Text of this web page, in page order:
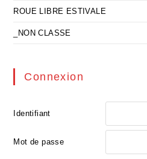
ROUE LIBRE ESTIVALE
_NON CLASSE
Connexion
Identifiant
Mot de passe